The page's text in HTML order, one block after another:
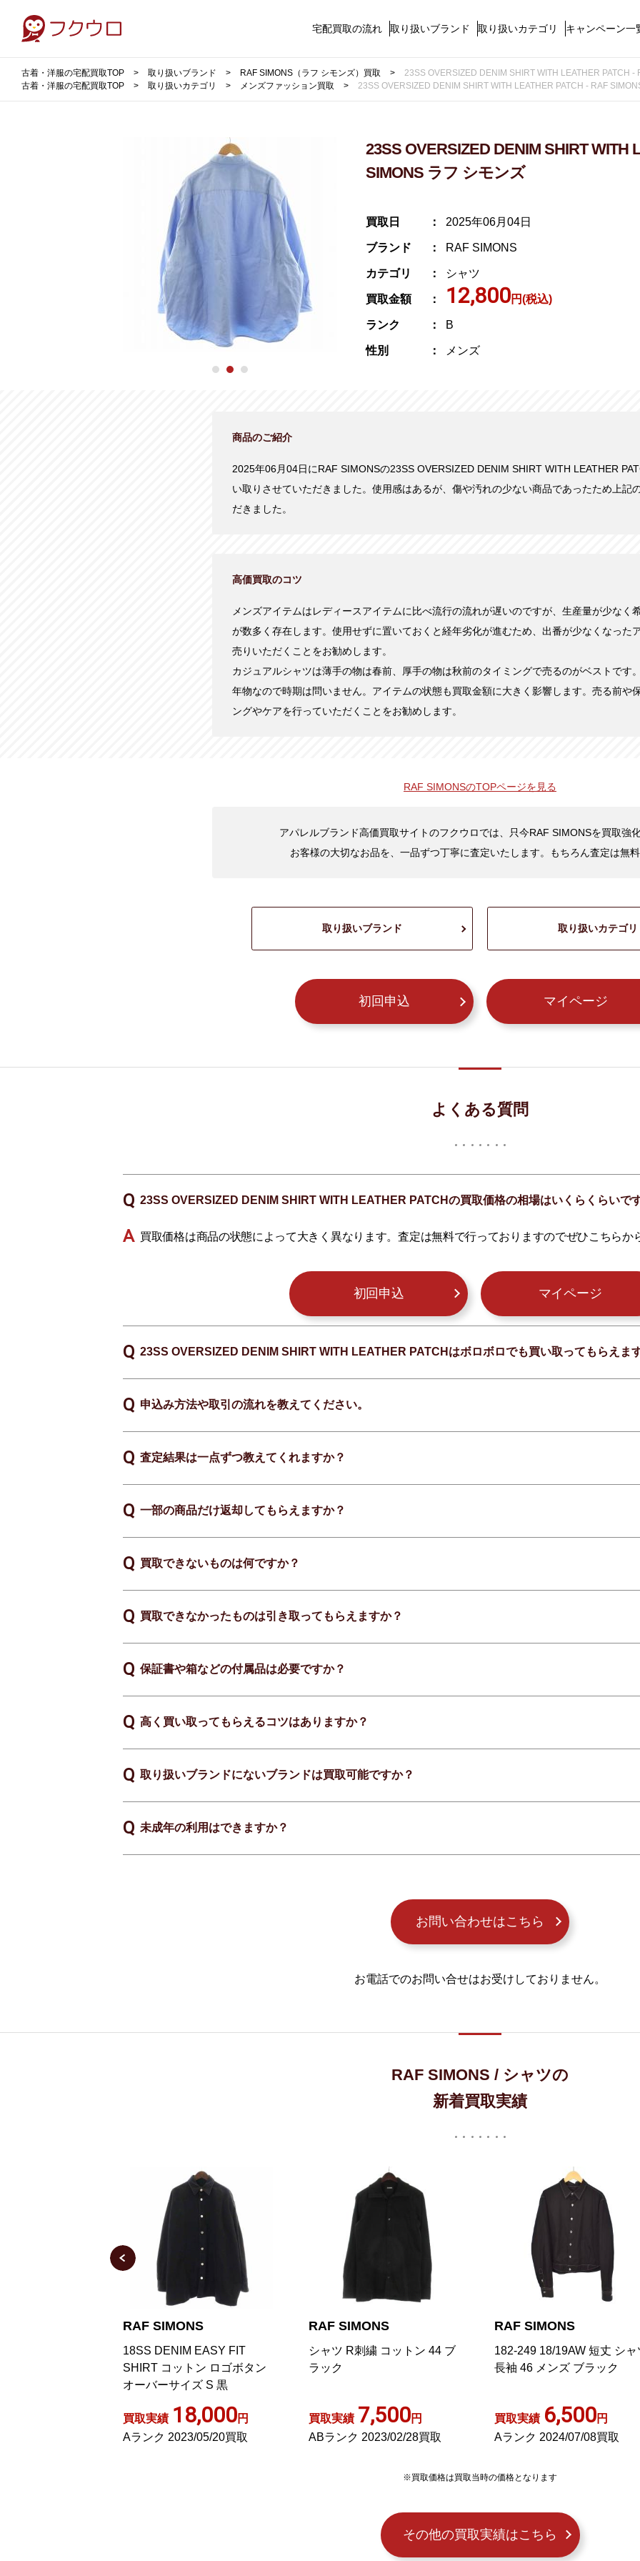
宅配買取の流れ 取り扱いブランド 取り扱いカテゴリ キャンペーン一
古着・洋服の宅配買取TOP 取り扱いブランド RAF SIMONS（ラフ シモンズ）買取
23SS OVERSIZED DENIM SHIRT WITH LEATHER PATCH -
古着・洋服の宅配買取TOP
取り扱いカテゴリ メンズファッション買取 23SS OVERSIZED DENIM SHIRT WITH LEATHER PATCH - RAF
23SS OVERSIZED DENIM SHIRT WITH
SIMONS ラフ シモンズ
買取日 2025年06月04日
ブランド RAF SIMONS
カテゴリ シャツ
買取金額 12,800円(税込)
ランク B
性別 メンズ
商品のご紹介
2025年06月04日にRAF SIMONSの23SS OVERSIZED DENIM SHIRT WITH LEATHER
い取りさせていただきました。使用感はあるが、傷や汚れの少ない商品であったため上記
だきました。
高価買取のコツ
メンズアイテムはレディースアイテムに比べ流行の流れが遅いのですが、生産量が少なく
が数多く存在します。使用せずに置いておくと経年劣化が進むため、出番が少なくなった
売りいただくことをお勧めします。
カジュアルシャツは薄手の物は春前、厚手の物は秋前のタイミングで売るのがベストです
年物なので時期は問いません。アイテムの状態も買取金額に大きく影響します。売る前や
ングやケアを行っていただくことをお勧めします。
RAF SIMONSのTOPページを見る
アパレルブランド高価買取サイトのフクウロでは、只今RAF SIMONSを買取強
お客様の大切なお品を、一品ずつ丁寧に査定いたします。もちろん査定は無
取り扱いブランド 取り扱いカテゴリ
初回申込 マイページ
よくある質問
23SS OVERSIZED DENIM SHIRT WITH LEATHER PATCHの買取価格の相場はいくらくらいで
買取価格は商品の状態によって大きく異なります。査定は無料で行っておりますのでぜひこちらか
初回申込 マイページ
23SS OVERSIZED DENIM SHIRT WITH LEATHER PATCHはボロボロでも買い取ってもらえま
申込み方法や取引の流れを教えてください。
査定結果は一点ずつ教えてくれますか？
一部の商品だけ返却してもらえますか？
買取できないものは何ですか？
買取できなかったものは引き取ってもらえますか？
保証書や箱などの付属品は必要ですか？
高く買い取ってもらえるコツはありますか？
取り扱いブランドにないブランドは買取可能ですか？
未成年の利用はできますか？
お問い合わせはこちら
お電話でのお問い合せはお受けしておりません。
RAF SIMONS / シャツの
新着買取実績
RAF SIMONS
18SS DENIM EASY FIT
SHIRT コットン ロゴボタン
オーバーサイズ S 黒
買取実績 18,000円
Aランク 2023/05/20買取
RAF SIMONS
シャツ R刺繍 コットン 44 ブ
ラック
買取実績 7,500円
ABランク 2023/02/28買取
RAF SIMONS
182-249 18/19AW 短丈 シャ
長袖 46 メンズ ブラック
買取実績 6,500円
Aランク 2024/07/08買取
※買取価格は買取当時の価格となります
その他の買取実績はこちら